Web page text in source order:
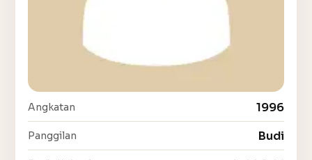
Angkatan 1996
Panggilan Budi